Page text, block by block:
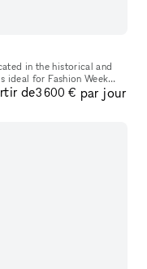
in the historical and
ideal for Fashion Week
fashion shows or photoshoots. With cream walls an
de3 600 € par jour